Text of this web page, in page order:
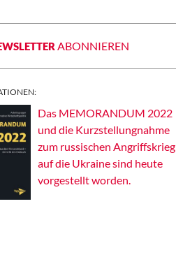
ABONNIEREN
Das MEMORANDUM 2022
und die Kurzstellungnahme
zum russischen Angriffskrieg
auf die Ukraine sind heute
vorgestellt worden.